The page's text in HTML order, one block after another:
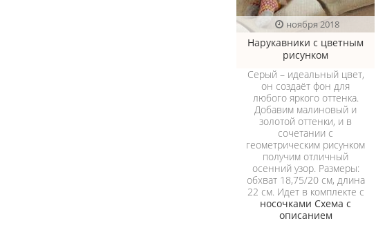
ноября 2018
Нарукавники с цветным
рисунком
Серый – идеальный цвет,
он создаёт фон для
любого яркого оттенка.
Добавим малиновый и
золотой оттенки, и в
сочетании с
геометрическим рисунком
получим отличный
осенний узор. Размеры:
обхват 18,75/20 см, длина
22 см. Идет в комплекте с
носочками Схема с
описанием